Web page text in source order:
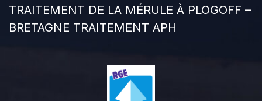
TRAITEMENT DE LA MÉRULE À PLOGOFF –
BRETAGNE TRAITEMENT APH